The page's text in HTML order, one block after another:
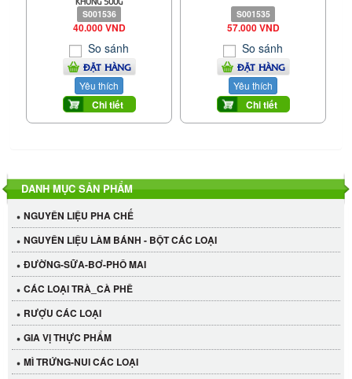
S001536
40.000 VND
So sánh
ĐẶT HÀNG
Yêu thích
Chi tiết
S001535
57.000 VND
So sánh
ĐẶT HÀNG
Yêu thích
Chi tiết
DANH MỤC SẢN PHẨM
NGUYÊN LIỆU PHA CHẾ
NGUYÊN LIỆU LÀM BÁNH - BỘT CÁC LOẠI
ĐƯỜNG-SỮA-BƠ-PHÔ MAI
CÁC LOẠI TRÀ_CÀ PHÊ
RƯỢU CÁC LOẠI
GIA VỊ THỰC PHẨM
MÌ TRỨNG-NUI CÁC LOẠI